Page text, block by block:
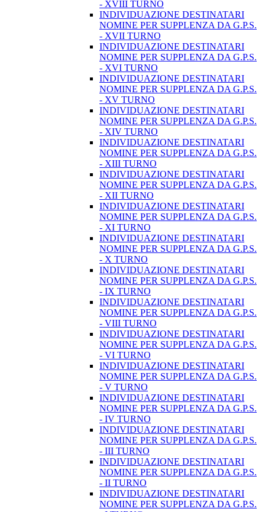
- XVIII TURNO
INDIVIDUAZIONE DESTINATARI
NOMINE PER SUPPLENZA DA G.P.S.
- XVII TURNO
INDIVIDUAZIONE DESTINATARI
NOMINE PER SUPPLENZA DA G.P.S.
- XVI TURNO
INDIVIDUAZIONE DESTINATARI
NOMINE PER SUPPLENZA DA G.P.S.
- XV TURNO
INDIVIDUAZIONE DESTINATARI
NOMINE PER SUPPLENZA DA G.P.S.
- XIV TURNO
INDIVIDUAZIONE DESTINATARI
NOMINE PER SUPPLENZA DA G.P.S.
- XIII TURNO
INDIVIDUAZIONE DESTINATARI
NOMINE PER SUPPLENZA DA G.P.S.
- XII TURNO
INDIVIDUAZIONE DESTINATARI
NOMINE PER SUPPLENZA DA G.P.S.
- XI TURNO
INDIVIDUAZIONE DESTINATARI
NOMINE PER SUPPLENZA DA G.P.S.
- X TURNO
INDIVIDUAZIONE DESTINATARI
NOMINE PER SUPPLENZA DA G.P.S.
- IX TURNO
INDIVIDUAZIONE DESTINATARI
NOMINE PER SUPPLENZA DA G.P.S.
- VIII TURNO
INDIVIDUAZIONE DESTINATARI
NOMINE PER SUPPLENZA DA G.P.S.
- VI TURNO
INDIVIDUAZIONE DESTINATARI
NOMINE PER SUPPLENZA DA G.P.S.
- V TURNO
INDIVIDUAZIONE DESTINATARI
NOMINE PER SUPPLENZA DA G.P.S.
- IV TURNO
INDIVIDUAZIONE DESTINATARI
NOMINE PER SUPPLENZA DA G.P.S.
- III TURNO
INDIVIDUAZIONE DESTINATARI
NOMINE PER SUPPLENZA DA G.P.S.
- II TURNO
INDIVIDUAZIONE DESTINATARI
NOMINE PER SUPPLENZA DA G.P.S.